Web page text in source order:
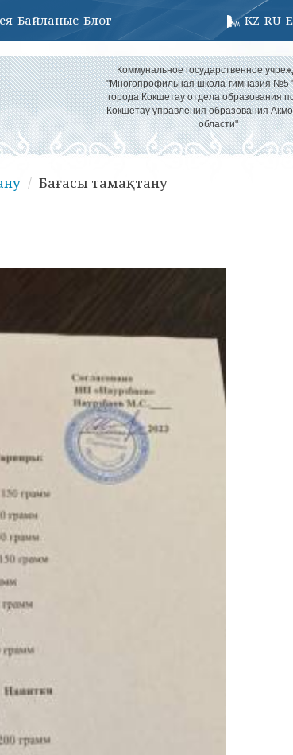
Байланыс Блог RU
KZ
Коммунальное государственное
"Многопрофильная школа-гимназия №5
города Кокшетау отдела образования
Кокшетау управления образования
области"
Бағасы тамақтану